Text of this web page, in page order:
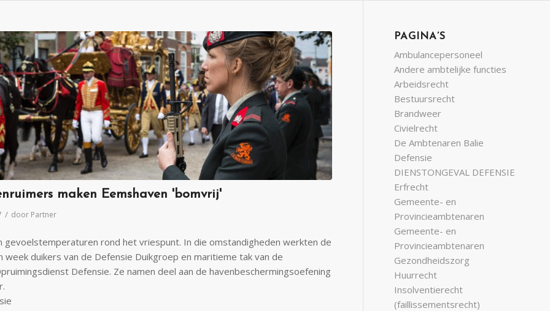
maken Eemshaven 'bomvrij'
/ door Partner
gevoelstemperaturen rond het vriespunt. In die omstandigheden werkten de
week duikers van de Defensie Duikgroep en maritieme tak van de
Defensie. Ze namen deel aan de havenbeschermingsoefening
PAGINA’S
Ambulancepersoneel
Andere ambtelijke functies
Arbeidsrecht
Bestuursrecht
Brandweer
Civielrecht
De Ambtenaren Balie
Defensie
DIENSTONGEVAL DEFENSIE
Erfrecht
Gemeente- en
Provincieambtenaren
Gemeente- en
Provincieambtenaren
Gezondheidszorg
Huurrecht
Insolventierecht
(faillissementsrecht)